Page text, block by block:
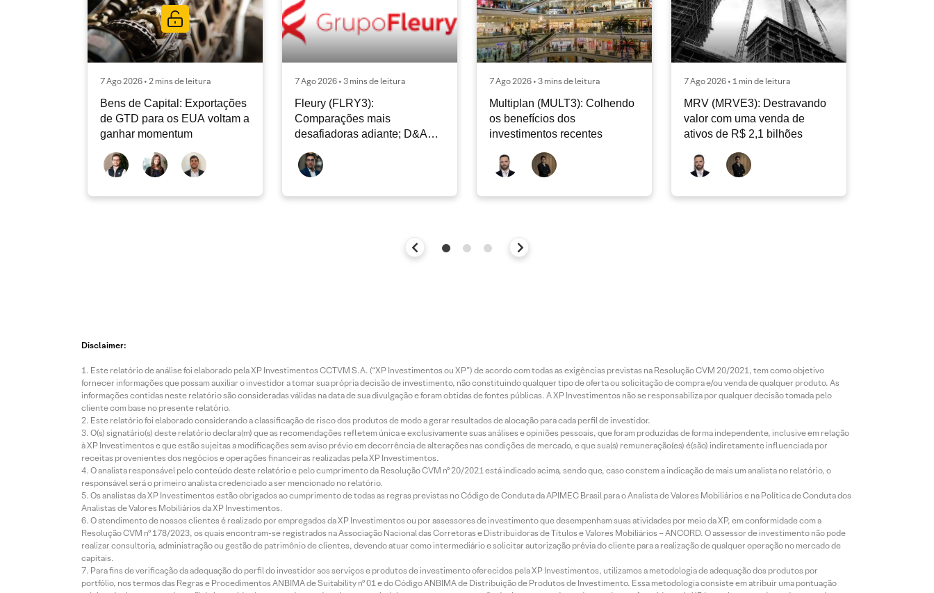
7 Ago 2026 • 2 mins de leitura
Bens de Capital: Exportações
de GTD para os EUA voltam a
ganhar momentum
7 Ago 2026 • 3 mins de leitura
Fleury (FLRY3):
Comparações mais
desafiadoras adiante; D&A
deve permanecer nos níveis
atuais
7 Ago 2026 • 3 mins de leitura
Multiplan (MULT3): Colhendo
os benefícios dos
investimentos recentes
7 Ago 2026 • 1 min de leitura
MRV (MRVE3): Destravando
valor com uma venda de
ativos de R$ 2,1 bilhões
Disclaimer:
Este relatório de análise foi elaborado pela XP Investimentos CCTVM S.A. (“XP Investimentos ou XP”) de acordo com todas as exigências previstas na Resolução CVM 20/2021, tem como objetivo
fornecer informações que possam auxiliar o investidor a tomar sua própria decisão de investimento, não constituindo qualquer tipo de oferta ou solicitação de compra e/ou venda de qualquer produto. As
informações contidas neste relatório são consideradas válidas na data de sua divulgação e foram obtidas de fontes públicas. A XP Investimentos não se responsabiliza por qualquer decisão tomada pelo
cliente com base no presente relatório.
Este relatório foi elaborado considerando a classificação de risco dos produtos de modo a gerar resultados de alocação para cada perfil de investidor.
O(s) signatário(s) deste relatório declara(m) que as recomendações refletem única e exclusivamente suas análises e opiniões pessoais, que foram produzidas de forma independente, inclusive em relação
à XP Investimentos e que estão sujeitas a modificações sem aviso prévio em decorrência de alterações nas condições de mercado, e que sua(s) remuneração(es) é(são) indiretamente influenciada por
receitas provenientes dos negócios e operações financeiras realizadas pela XP Investimentos.
O analista responsável pelo conteúdo deste relatório e pelo cumprimento da Resolução CVM nº 20/2021 está indicado acima, sendo que, caso constem a indicação de mais um analista no relatório, o
responsável será o primeiro analista credenciado a ser mencionado no relatório.
Os analistas da XP Investimentos estão obrigados ao cumprimento de todas as regras previstas no Código de Conduta da APIMEC Brasil para o Analista de Valores Mobiliários e na Política de Conduta dos
Analistas de Valores Mobiliários da XP Investimentos.
O atendimento de nossos clientes é realizado por empregados da XP Investimentos ou por assessores de investimento que desempenham suas atividades por meio da XP, em conformidade com a
Resolução CVM nº 178/2023, os quais encontram-se registrados na Associação Nacional das Corretoras e Distribuidoras de Títulos e Valores Mobiliários – ANCORD. O assessor de investimento não pode
realizar consultoria, administração ou gestão de patrimônio de clientes, devendo atuar como intermediário e solicitar autorização prévia do cliente para a realização de qualquer operação no mercado de
capitais.
Para fins de verificação da adequação do perfil do investidor aos serviços e produtos de investimento oferecidos pela XP Investimentos, utilizamos a metodologia de adequação dos produtos por
portfólio, nos termos das Regras e Procedimentos ANBIMA de Suitability nº 01 e do Código ANBIMA de Distribuição de Produtos de Investimento. Essa metodologia consiste em atribuir uma pontuação